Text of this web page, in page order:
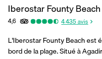
Iberostar Founty Beach
4,6 4 435avis
L'Iberostar Founty Beach est
bord de la plage. Situé à